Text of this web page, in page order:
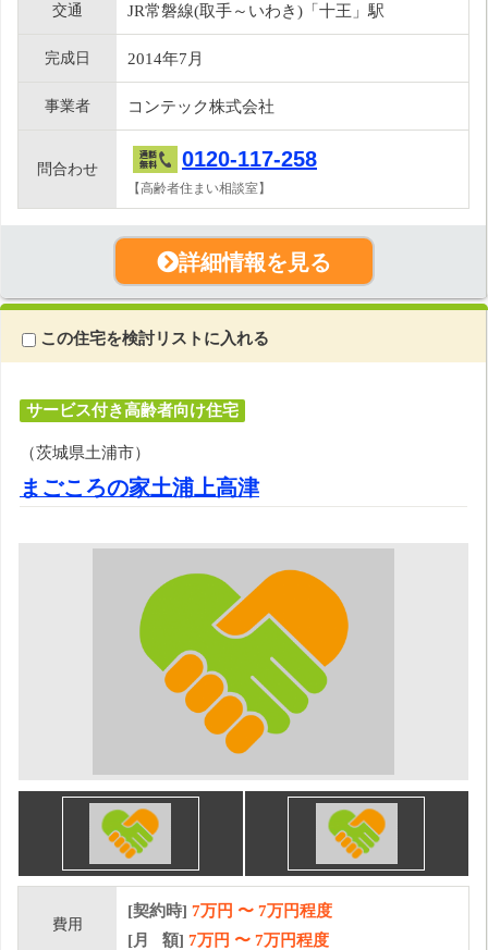
交通 JR常磐線(取手～いわき)「十王」駅
完成日 2014年7月
事業者 コンテック株式会社
問合わせ 0120-117-258
【高齢者住まい相談室】
詳細情報を見る
この住宅を検討リストに入れる
サービス付き高齢者向け住宅
（茨城県土浦市）
まごころの家土浦上高津
費用
[契約時] 7万円 〜 7万円程度
[月 額] 7万円 〜 7万円程度